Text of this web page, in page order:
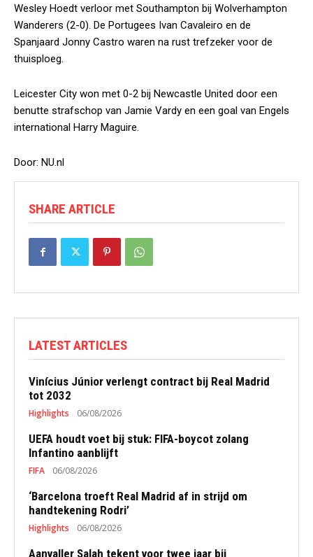
Wesley Hoedt verloor met Southampton bij Wolverhampton
Wanderers (2-0). De Portugees Ivan Cavaleiro en de
Spanjaard Jonny Castro waren na rust trefzeker voor de
thuisploeg.
Leicester City won met 0-2 bij Newcastle United door een
benutte strafschop van Jamie Vardy en een goal van Engels
international Harry Maguire.
Door: NU.nl
SHARE ARTICLE
LATEST ARTICLES
Vinícius Júnior verlengt contract bij Real Madrid
tot 2032
Highlights 06/08/2026
UEFA houdt voet bij stuk: FIFA-boycot zolang
Infantino aanblijft
FIFA 06/08/2026
‘Barcelona troeft Real Madrid af in strijd om
handtekening Rodri’
Highlights 06/08/2026
Aanvaller Salah tekent voor twee jaar bij